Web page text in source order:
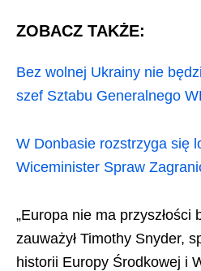
ZOBACZ TAKŻE:
Bez wolnej Ukrainy nie
szef Sztabu Generalnego
W Donbasie rozstrzyga się
Wiceminister Spraw
„Europa nie ma przyszłości
zauważył Timothy Snyder,
historii Europy Środkowej i